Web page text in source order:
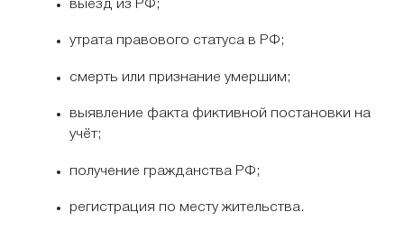
выезд из РФ;
утрата правового статуса в РФ;
смерть или признание умершим;
выявление факта фиктивной постановки на
учёт;
получение гражданства РФ;
регистрация по месту жительства.